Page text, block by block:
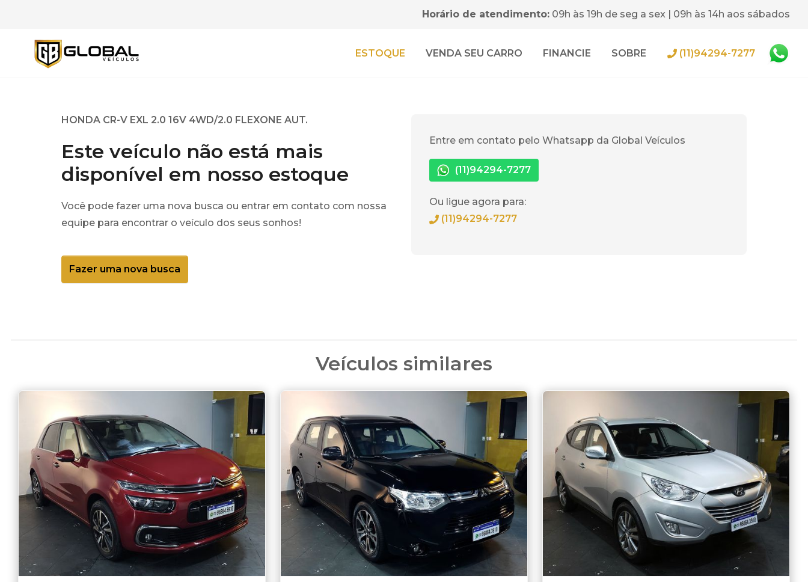
Horário de atendimento: 09h às 19h de seg a sex | 09h às 14h aos sábados
ESTOQUE VENDA SEU CARRO FINANCIE SOBRE (11)94294-7277
HONDA CR-V EXL 2.0 16V 4WD/2.0 FLEXONE AUT.
Este veículo não está mais
disponível em nosso estoque
Você pode fazer uma nova busca ou entrar em contato com nossa
equipe para encontrar o veículo dos seus sonhos!
Fazer uma nova busca
Entre em contato pelo Whatsapp da Global Veículos
(11)94294-7277
Ou ligue agora para:
(11)94294-7277
Veículos similares